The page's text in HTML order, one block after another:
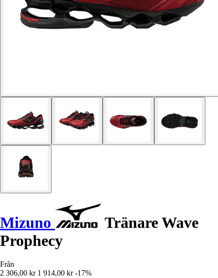
Mizuno
Tränare Wave
Prophecy
Från
2 306,00 kr 1 914,00 kr -17%